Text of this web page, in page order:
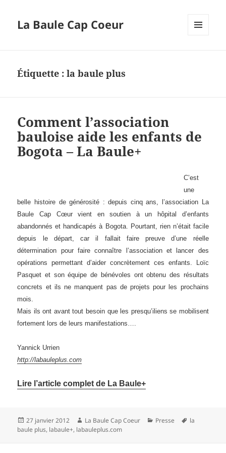
La Baule Cap Coeur
Étiquette :la baule plus
Comment l’association
bauloise aide les enfants de
Bogota – La Baule+
C’est
une
belle histoire de générosité : depuis cinq ans, l’association La
Baule Cap Cœur vient en soutien à un hôpital d’enfants
abandonnés et handicapés à Bogota. Pourtant, rien n’était facile
depuis le départ, car il fallait faire preuve d’une réelle
détermination pour faire connaître l’association et lancer des
opérations permettant d’aider concrètement ces enfants. Loïc
Pasquet et son équipe de bénévoles ont obtenu des résultats
concrets et ils ne manquent pas de projets pour les prochains
mois.
Mais ils ont avant tout besoin que les presqu’iliens se mobilisent
fortement lors de leurs manifestations….
Yannick Urrien
http://labauleplus.com
Lire l’article complet de La Baule+
Publié
le
27 janvier 2012 Auteur
La Baule Cap Coeur Catégories
Presse
Mots-
la
baule plus, labaule+, labauleplus.com